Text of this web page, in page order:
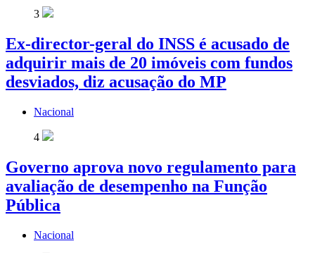
3
Ex-director-geral do INSS é acusado de
adquirir mais de 20 imóveis com fundos
desviados, diz acusação do MP
Nacional
4
Governo aprova novo regulamento para
avaliação de desempenho na Função
Pública
Nacional